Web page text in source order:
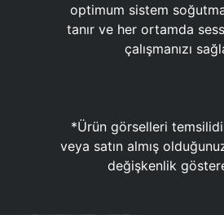
optimum sistem
tanır ve her ortamda
çalışmanızı
*Ürün görselleri
veya satın almış
değişkenlik